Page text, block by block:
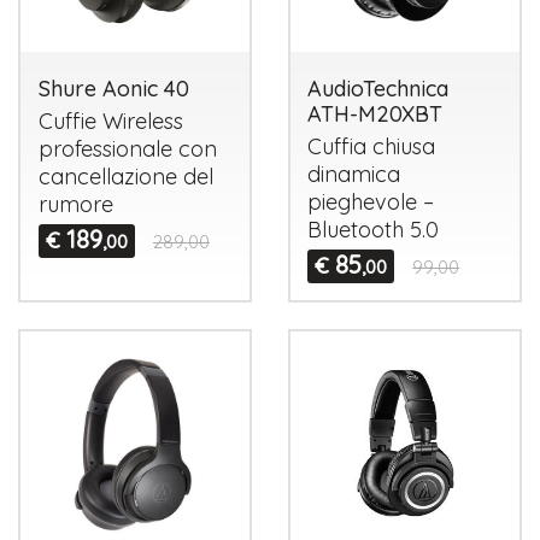
Shure Aonic 40
Cuffie Wireless
professionale con
cancellazione del
rumore
€ 189,00 289,00
AudioTechnica
ATH-M20XBT
Cuffia chiusa
dinamica
pieghevole –
Bluetooth 5.0
€ 85,00 99,00